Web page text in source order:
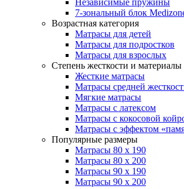
Независимые пружины
7-зональный блок
Возрастная категория
Матрасы для детей
Матрасы для подростков
Матрасы для взрослых
Степень жесткости и материалы
Жесткие матрасы
Матрасы средней
Мягкие матрасы
Матрасы с латексом
Матрасы с кокосовой
Матрасы с эффектом
Популярные размеры
Матрасы 80 x 190
Матрасы 80 x 200
Матрасы 90 x 190
Матрасы 90 x 200